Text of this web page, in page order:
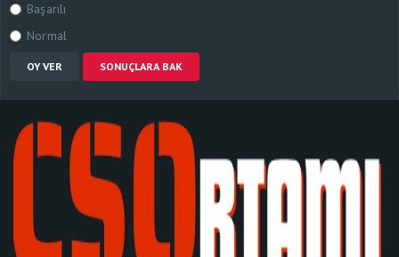
Başarılı
Normal
OY VER SONUÇLARA BAK